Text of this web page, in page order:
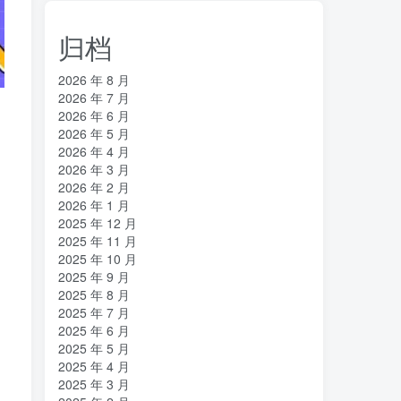
归档
2026 年 8 月
2026 年 7 月
2026 年 6 月
2026 年 5 月
2026 年 4 月
2026 年 3 月
2026 年 2 月
2026 年 1 月
2025 年 12 月
2025 年 11 月
2025 年 10 月
2025 年 9 月
2025 年 8 月
2025 年 7 月
2025 年 6 月
2025 年 5 月
2025 年 4 月
2025 年 3 月